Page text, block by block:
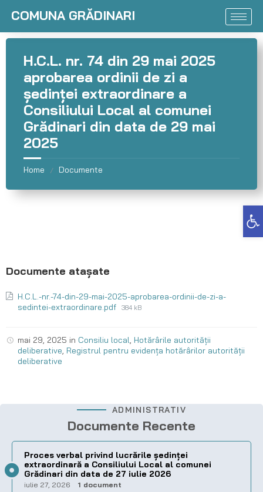
Deschide bara de unelte
COMUNA GRĂDINARI
H.C.L. nr. 74 din 29 mai 2025
aprobarea ordinii de zi a
şedinţei extraordinare a
Consiliului Local al comunei
Grădinari din data de 29 mai
2025
Home / Documente
H.C.L.-nr.-74-din-29-mai-2025-aprobarea-ordinii-de-zi-a-
sedintei-extraordinare.pdf
384 kB
mai 29, 2025 in Consiliu local Hotărârile autorității
deliberative Registrul pentru evidența hotărârilor autorității
deliberative
ADMINISTRATIV
Documente Recente
Proces verbal privind lucrările ședinței
extraordinară a Consiliului Local al comunei
Grădinari din data de 27 iulie 2026
iulie 27, 2026 1 document